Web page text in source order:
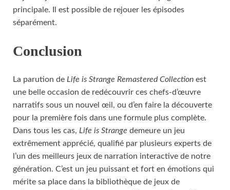
principale. Il est possible de rejouer les épisodes
séparément.
Conclusion
La parution de Life is Strange Remastered Collection est
une belle occasion de redécouvrir ces chefs-d’œuvre
narratifs sous un nouvel œil, ou d’en faire la découverte
pour la première fois dans une formule plus complète.
Dans tous les cas, Life is Strange demeure un jeu
extrêmement apprécié, qualifié par plusieurs experts de
l’un des meilleurs jeux de narration interactive de notre
génération. C’est un jeu puissant et fort en émotions qui
mérite sa place dans la bibliothèque de jeux de